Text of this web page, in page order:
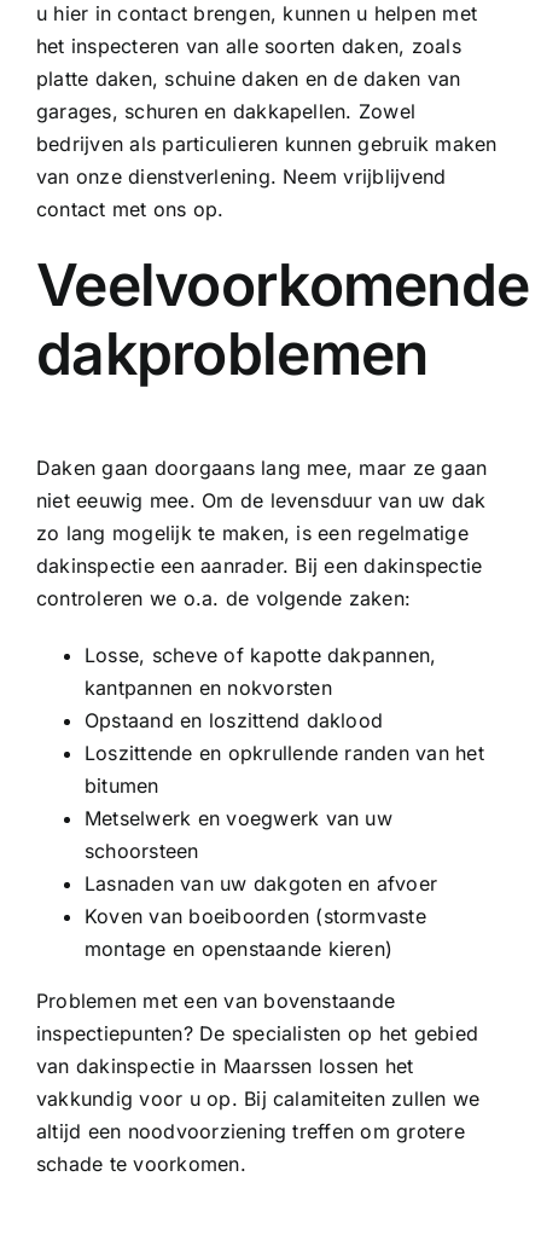
u hier in contact brengen, kunnen u helpen met
het inspecteren van alle soorten daken, zoals
platte daken, schuine daken en de daken van
garages, schuren en dakkapellen. Zowel
bedrijven als particulieren kunnen gebruik maken
van onze dienstverlening. Neem vrijblijvend
contact met ons op.
Veelvoorkomende
dakproblemen
Daken gaan doorgaans lang mee, maar ze gaan
niet eeuwig mee. Om de levensduur van uw dak
zo lang mogelijk te maken, is een regelmatige
dakinspectie een aanrader. Bij een dakinspectie
controleren we o.a. de volgende zaken:
Losse, scheve of kapotte dakpannen,
kantpannen en nokvorsten
Opstaand en loszittend daklood
Loszittende en opkrullende randen van het
bitumen
Metselwerk en voegwerk van uw
schoorsteen
Lasnaden van uw dakgoten en afvoer
Koven van boeiboorden (stormvaste
montage en openstaande kieren)
Problemen met een van bovenstaande
inspectiepunten? De specialisten op het gebied
van dakinspectie in Maarssen lossen het
vakkundig voor u op. Bij calamiteiten zullen we
altijd een noodvoorziening treffen om grotere
schade te voorkomen.